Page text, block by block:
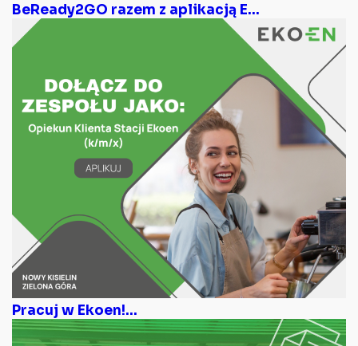
BeReady2GO razem z aplikacją E...
Pracuj w Ekoen!...